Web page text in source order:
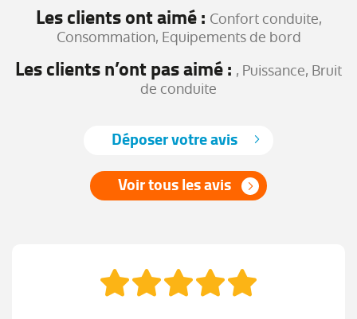
Les clients ont aimé : Confort conduite,
Consommation, Equipements de bord
Les clients n’ont pas aimé : , Puissance, Bruit
de conduite
Déposer votre avis
Voir tous les avis